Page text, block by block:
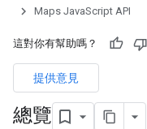
Maps JavaScript API
這對你有幫助嗎？
提供意見
總覽